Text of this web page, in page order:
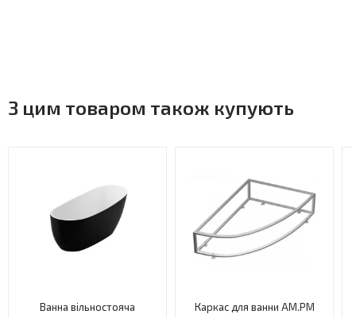
З цим товаром також купують
Ванна вільностояча
Каркас для ванни AM.PM